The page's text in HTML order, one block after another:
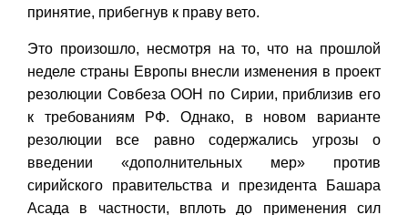
принятие, прибегнув к праву вето.
Это произошло, несмотря на то, что на прошлой
неделе страны Европы внесли изменения в проект
резолюции Совбеза ООН по Сирии, приблизив его
к требованиям РФ. Однако, в новом варианте
резолюции все равно содержались угрозы о
введении «дополнительных мер» против
сирийского правительства и президента Башара
Асада в частности, вплоть до применения сил